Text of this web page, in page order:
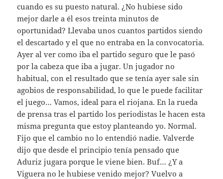
cuando es su puesto natural. ¿No hubiese sido
mejor darle a él esos treinta minutos de
oportunidad? Llevaba unos cuantos partidos siendo
el descartado y el que no entraba en la convocatoria.
Ayer al ver como iba el partido seguro que le pasó
por la cabeza que iba a jugar. Un jugador no
habitual, con el resultado que se tenía ayer sale sin
agobios de responsabilidad, lo que le puede facilitar
el juego… Vamos, ideal para el riojana. En la rueda
de prensa tras el partido los periodistas le hacen esta
misma pregunta que estoy planteando yo. Normal.
Fijo que el cambio no lo entendió nadie. Valverde
dijo que desde el principio tenía pensado que
Aduriz jugara porque le viene bien. Buf… ¿Y a
Viguera no le hubiese venido mejor? Vuelvo a